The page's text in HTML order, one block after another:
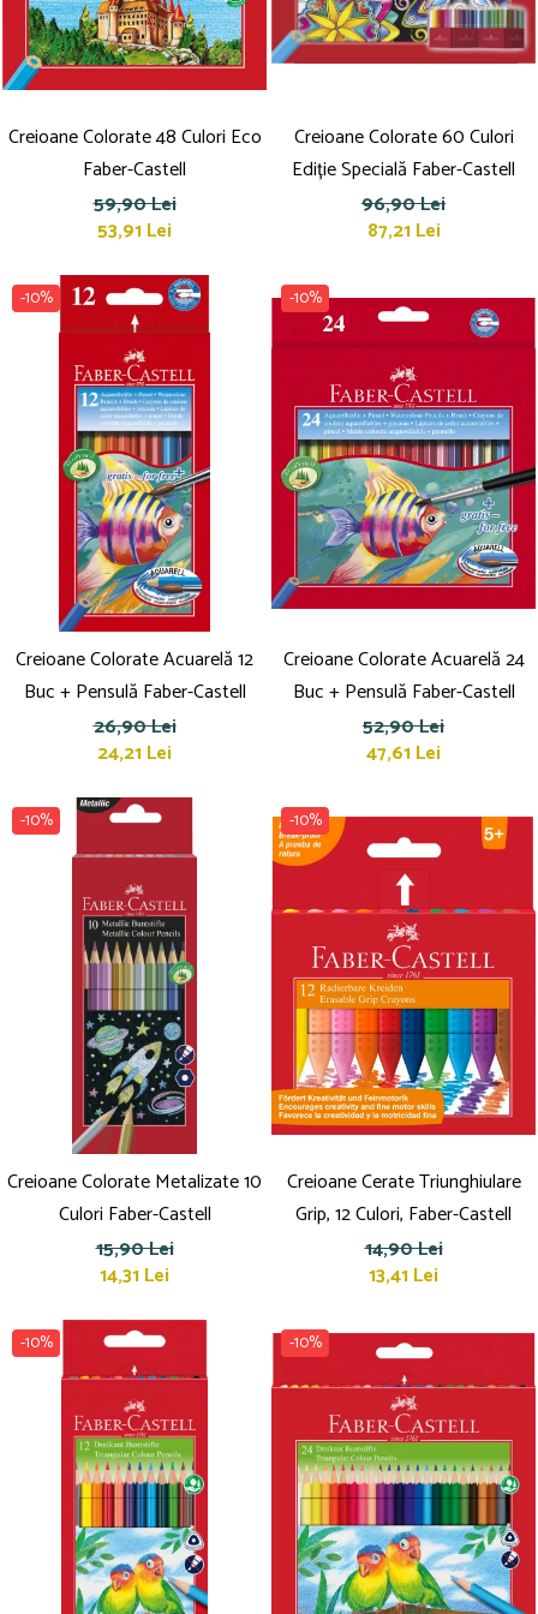
Culori în ulei
Pensule
Plastilină
Tempera și Guașe
Tăiere și lipire
Creioane Colorate 48 Culori Eco
Faber-Castell
59,90 Lei
53,91 Lei
Creioane Colorate 60 Culori
Ediție Specială Faber-Castell
96,90 Lei
87,21 Lei
-10%
Creioane Colorate Acuarelă 12
Buc + Pensulă Faber-Castell
26,90 Lei
24,21 Lei
-10%
Creioane Colorate Acuarelă 24
Buc + Pensulă Faber-Castell
52,90 Lei
47,61 Lei
-10%
Creioane Colorate Metalizate 10
Culori Faber-Castell
15,90 Lei
14,31 Lei
-10%
Creioane Cerate Triunghiulare
Grip, 12 Culori, Faber-Castell
14,90 Lei
13,41 Lei
-10% -10%